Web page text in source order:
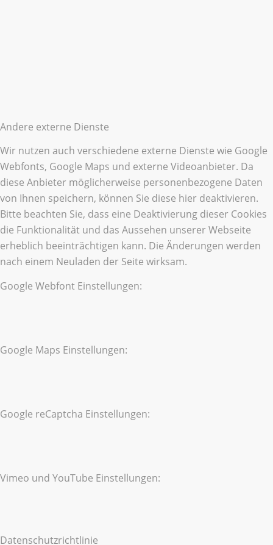
Andere externe Dienste
Wir nutzen auch verschiedene externe Dienste wie Google
Webfonts, Google Maps und externe Videoanbieter. Da
diese Anbieter möglicherweise personenbezogene Daten
von Ihnen speichern, können Sie diese hier deaktivieren.
Bitte beachten Sie, dass eine Deaktivierung dieser Cookies
die Funktionalität und das Aussehen unserer Webseite
erheblich beeinträchtigen kann. Die Änderungen werden
nach einem Neuladen der Seite wirksam.
Google Webfont Einstellungen:
Google Maps Einstellungen:
Google reCaptcha Einstellungen:
Vimeo und YouTube Einstellungen:
Datenschutzrichtlinie